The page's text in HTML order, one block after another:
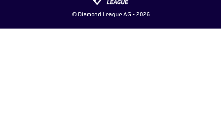
© Diamond League AG - 2026